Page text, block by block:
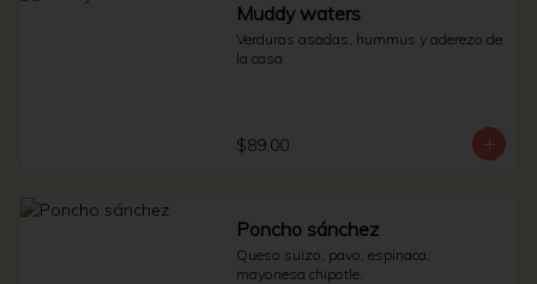
Muddy waters
Verduras asadas, hummus y aderezo de
la casa.
$89.00
Poncho sánchez
Queso suizo, pavo, espinaca,
mayonesa chipotle.